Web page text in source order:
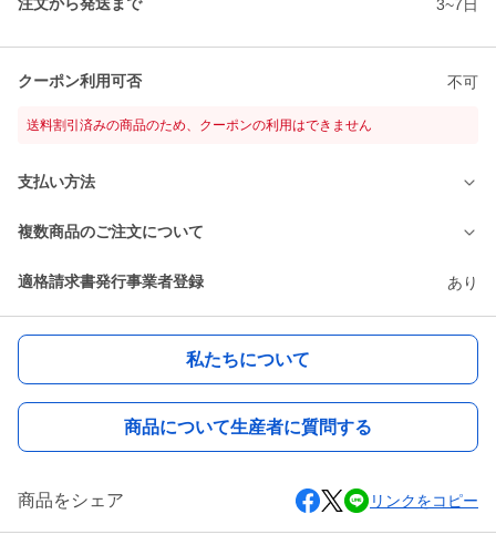
3~7日
クーポン利用可否 不可
送料割引済みの商品のため、クーポンの利用はできません
支払い方法
複数商品のご注文について
適格請求書発行事業者登録 あり
私たちについて
商品について生産者に質問する
商品をシェア リンクをコピー